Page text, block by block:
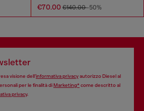
€70.00 €140.00-50%
visione dell’informativa privacyautorizzo Diesel al
per le finalità diMarketing*come descritto al
privacy.